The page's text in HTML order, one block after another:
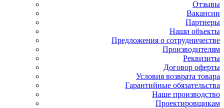
Отзывы
Вакансии
Партнеры
Наши объекты
Предложения о сотрудничестве
Производителям
Реквизиты
Договор оферты
Условия возврата товара
Гарантийные обязательства
Наше производство
Проектировщикам